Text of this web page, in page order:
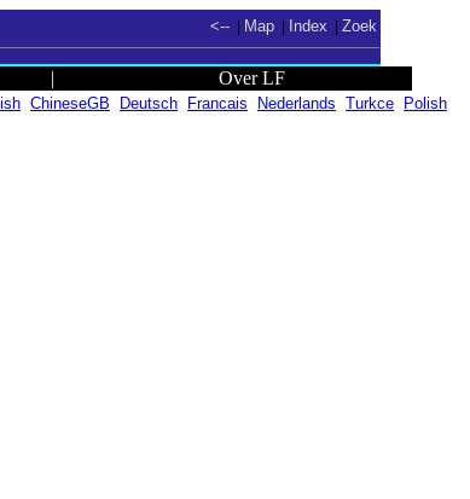
<--| Map| Index Zoek
| Over LF
ChineseGB Deutsch Francais Nederlands Turkce Polish